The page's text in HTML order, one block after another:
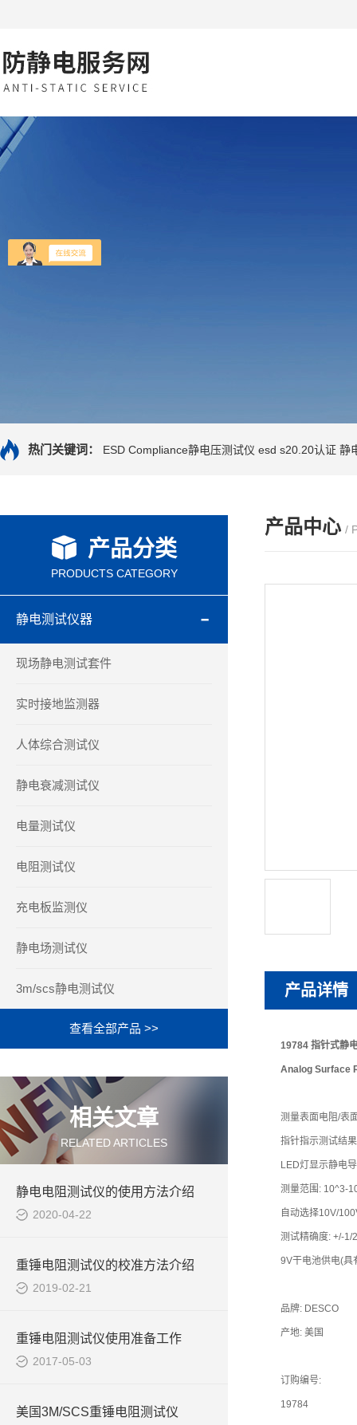
热门关键词： ESD Compliance静电压测试仪 esd s20.20认证 静
产品分类
PRODUCTS CATEGORY
静电测试仪器
现场静电测试套件
实时接地监测器
人体综合测试仪
静电衰减测试仪
电量测试仪
电阻测试仪
充电板监测仪
静电场测试仪
3m/scs静电测试仪
查看全部产品 >>
相关文章
RELATED ARTICLES
静电电阻测试仪的使用方法介绍
2020-04-22
重锤电阻测试仪的校准方法介绍
2019-02-21
重锤电阻测试仪使用准备工作
2017-05-03
美国3M/SCS重锤电阻测试仪
产品中心 /
产品详情
19784 指针式静
Analog Surface
测量表面电阻/表
指针指示测试结果
LED灯显示静电
测量范围: 10^3-
自动选择10V/
测试精确度: +/-1/
9V干电池供电(具
品牌: DESCO
产地: 美国
订购编号:
19784